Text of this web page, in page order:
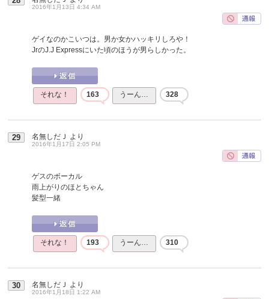
2016年1月13日 4:34 AM
ゲイなのかこいつは。男か女かハッキリしろや！
JrのJ.J Expressにいた頃のほうが男らしかった。
それな！ 163 うーん… 328
29 名無しだＪ より
2016年1月17日 2:05 PM
ゲスのボーカル
雨上がりのほとちゃん
髪型一緒
それな！ 193 うーん… 310
30 名無しだＪ より
2016年1月18日 1:22 AM